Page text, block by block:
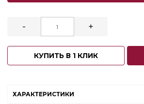
- +
КУПИТЬ В 1 КЛИК
ХАРАКТЕРИСТИКИ